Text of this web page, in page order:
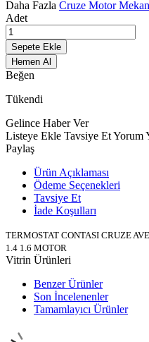
Daha Fazla Cruze Motor
Adet
Sepete Ekle
Hemen Al
Beğen
Tükendi
Gelince Haber Ver
Listeye Ekle Tavsiye EtYorum
Paylaş
Ürün Açıklaması
Ödeme Seçenekleri
Tavsiye Et
İade Koşulları
TERMOSTAT CONTASI CRUZE
1.4 1.6 MOTOR
Vitrin Ürünleri
Benzer Ürünler
Son İncelenenler
Tamamlayıcı Ürünler